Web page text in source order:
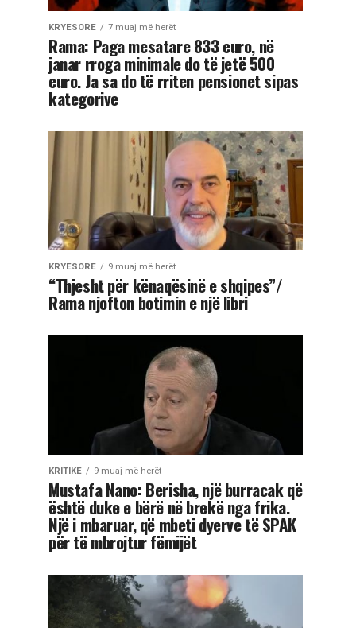
KRYESORE 7 muaj më herët
Rama: Paga mesatare 833 euro, në
janar rroga minimale do të jetë 500
euro. Ja sa do të rriten pensionet sipas
kategorive
KRYESORE 9 muaj më herët
“Thjesht për kënaqësinë e shqipes”/
Rama njofton botimin e një libri
KRITIKE 9 muaj më herët
Mustafa Nano: Berisha, një burracak që
është duke e bërë në brekë nga frika.
Një i mbaruar, që mbeti dyerve të SPAK
për të mbrojtur fëmijët